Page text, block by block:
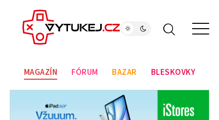
MAGAZÍN FÓRUM BAZAR BLESKOVKY